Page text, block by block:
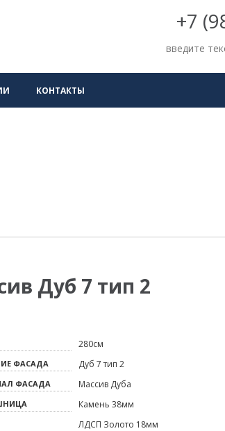
+7
КОНТАКТЫ
Дуб 7 тип 2
280см
ФАСАДА Дуб 7 тип 2
ФАСАДА Массив Дуба
Камень 38мм
ЛДСП Золото 18мм